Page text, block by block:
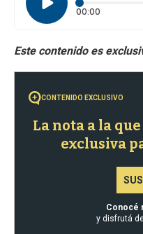
00:00 Tiempo
CONTENIDO EXCLUSIVO
La nota a la
exclusiva
Conocé
y disfrutá